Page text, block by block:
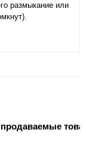
размыкание или